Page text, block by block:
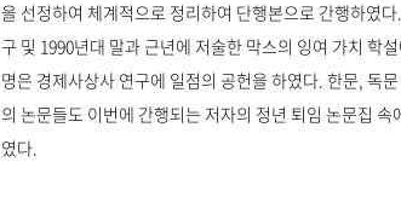
을 선정하여 체계적으로 정리하여 단행본으로 간행하였
구 및 1990년대 말과 근년에 저술한 막스의 잉여 가치 학
명은 경제사상사 연구에 일점의 공헌을 하였다. 한문, 독
의 논문들도 이번에 간행되는 저자의 정년 퇴임 논문집
였다.